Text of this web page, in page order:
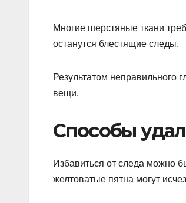
Многие шерстяные ткани
останутся блестящие следы.
Результатом неправильного
вещи.
Способы
Избавиться от следа можно
желтоватые пятна могут